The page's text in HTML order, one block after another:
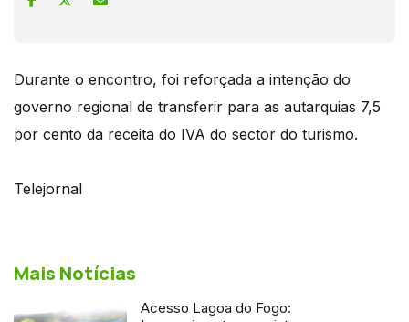
Durante o encontro, foi reforçada a intenção do
governo regional de transferir para as autarquias 7,5
por cento da receita do IVA do sector do turismo.
Telejornal
Mais Notícias
Acesso Lagoa do Fogo: